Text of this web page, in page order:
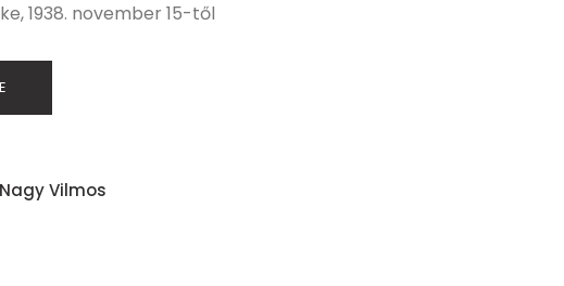
1938. november 15-től
Vilmos